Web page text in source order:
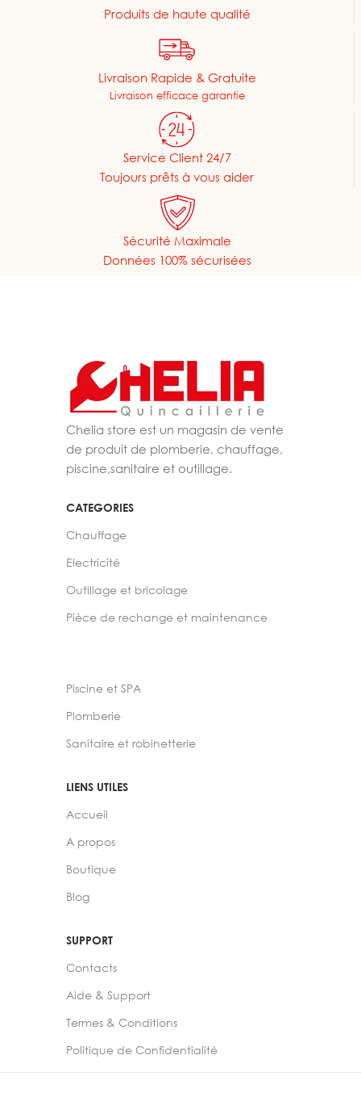
Produits de haute qualité
Livraison Rapide & Gratuite
Livraison efficace garantie
Service Client 24/7
Toujours prêts à vous aider
Sécurité Maximale
Données 100% sécurisées
Chelia store est un magasin de vente
de produit de plomberie, chauffage,
piscine,sanitaire et outillage.
CATEGORIES
Chauffage
Electricité
Outillage et bricolage
Pièce de rechange et maintenance
Piscine et SPA
Plomberie
Sanitaire et robinetterie
LIENS UTILES
Accueil
A propos
Boutique
Blog
SUPPORT
Contacts
Aide & Support
Termes & Conditions
Politique de Confidentialité